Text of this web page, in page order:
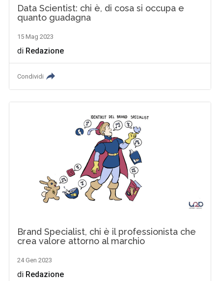
Data Scientist: chi è, di cosa si occupa e
quanto guadagna
15 Mag 2023
di Redazione
Condividi
Brand Specialist, chi è il professionista che
crea valore attorno al marchio
24 Gen 2023
di Redazione